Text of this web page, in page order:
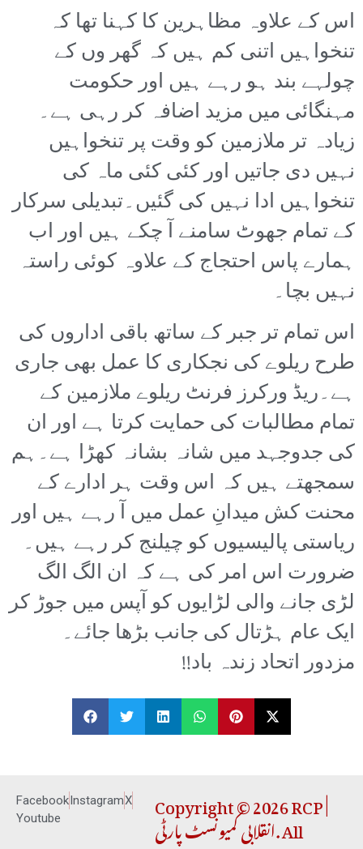
اس کے علاوہ مظاہرین کا کہنا تھا کہ
تنخواہیں اتنی کم ہیں کہ گھر وں کے
چولہے بند ہو رہے ہیں اور حکومت
مہنگائی میں مزید اضافہ کر رہی ہے۔
زیادہ تر ملازمین کو وقت پر تنخواہیں
نہیں دی جاتیں اور کئی کئی ماہ کی
تنخواہیں ادا نہیں کی گئیں۔تبدیلی سرکار
کے تمام جھوٹ سامنے آ چکے ہیں اور اب
ہمارے پاس احتجاج کے علاوہ کوئی راستہ
نہیں بچا۔
اس تمام تر جبر کے ساتھ باقی اداروں کی
طرح ریلوے کی نجکاری کا عمل بھی جاری
ہے۔ریڈ ورکرز فرنٹ ریلوے ملازمین کے
تمام مطالبات کی حمایت کرتا ہے اور ان
کی جدوجہد میں شانہ بشانہ کھڑا ہے۔ہم
سمجھتے ہیں کہ اس وقت ہر ادارے کے
محنت کش میدانِ عمل میں آ رہے ہیں اور
ریاستی پالیسیوں کو چیلنج کر رہے ہیں۔
ضرورت اس امر کی ہے کہ ان الگ الگ
لڑی جانے والی لڑایوں کو آپس میں جوڑ کر
ایک عام ہڑتال کی جانب بڑھا جائے۔
مزدور اتحاد زندہ باد!!
Facebook InstagramX
Youtube
Copyright © 2026 RCP |
انقلابی کمیونسٹ پارٹی. All